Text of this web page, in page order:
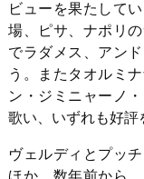
ビューを果たして
場、ピサ、ナポリ
でラダメス、アン
う。またタオルミ
ン・ジミニャーノ
歌い、いずれも好評
ヴェルディとプッ